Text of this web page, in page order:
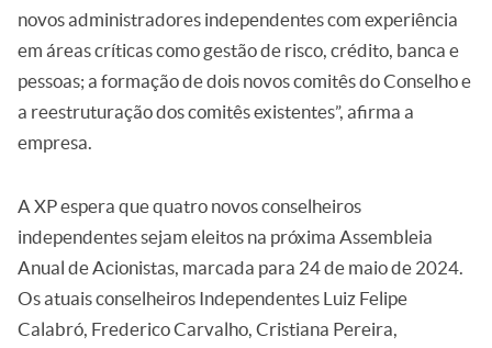
novos administradores independentes com experiência
em áreas críticas como gestão de risco, crédito, banca e
pessoas; a formação de dois novos comitês do Conselho e
a reestruturação dos comitês existentes”, afirma a
empresa.
A XP espera que quatro novos conselheiros
independentes sejam eleitos na próxima Assembleia
Anual de Acionistas, marcada para 24 de maio de 2024.
Os atuais conselheiros Independentes Luiz Felipe
Calabró, Frederico Carvalho, Cristiana Pereira,